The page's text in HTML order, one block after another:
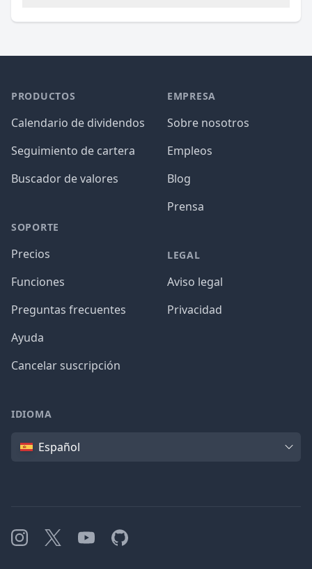
PRODUCTOS
Calendario de dividendos
Seguimiento de cartera
Buscador de valores
SOPORTE
Precios
Funciones
Preguntas frecuentes
Ayuda
Cancelar suscripción
EMPRESA
Sobre nosotros
Empleos
Blog
Prensa
LEGAL
Aviso legal
Privacidad
IDIOMA
IdiomaEspañol
Instagram
X YouTubeGitHub